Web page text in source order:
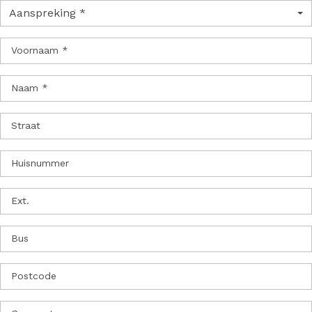
Aanspreking *
Voornaam *
Naam *
Straat
Huisnummer
Ext.
Bus
Postcode